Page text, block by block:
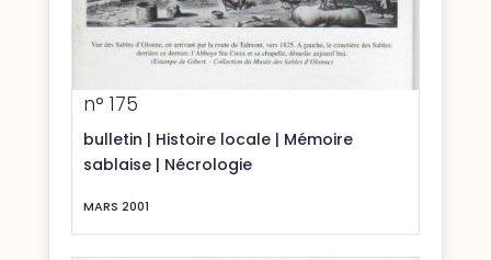
n° 175
bulletin | Histoire locale| Mémoire
sablaise| Nécrologie
MARS 2001